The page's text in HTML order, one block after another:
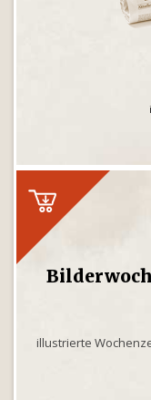
illustrierte